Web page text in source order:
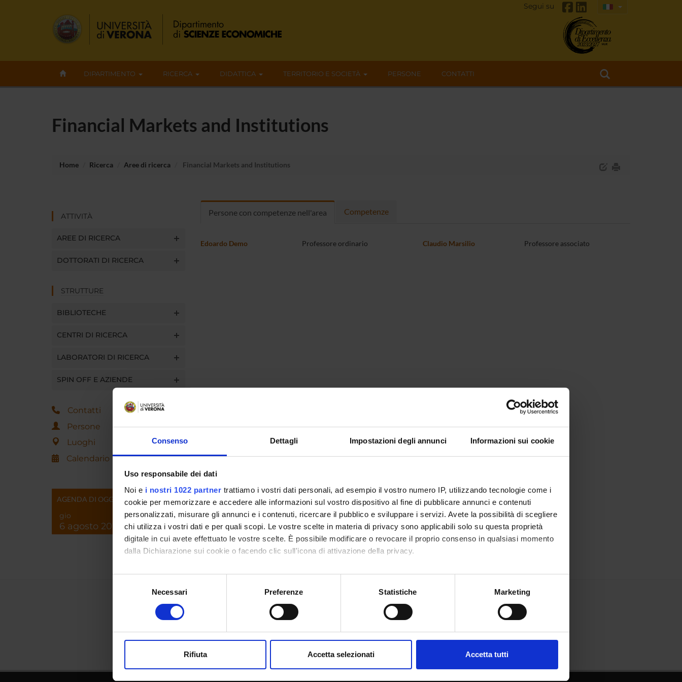
Consenso Dettagli Impostazioni degli annunci Informazioni sui cookie
Uso responsabile dei dati
Noi e i nostri 1022 partner trattiamo i vostri dati personali, ad esempio il vostro numero IP, utilizzando tecnologie come i
cookie per memorizzare e accedere alle informazioni sul vostro dispositivo al fine di pubblicare annunci e contenuti
personalizzati, misurare gli annunci e i contenuti, ricercare il pubblico e sviluppare i servizi. Avete la possibilità di scegliere
chi utilizza i vostri dati e per quali scopi. Le vostre scelte in materia di privacy sono applicabili solo su questa proprietà
digitale in cui avete effettuato le vostre scelte. È possibile modificare o revocare il proprio consenso in qualsiasi momento
dalla Dichiarazione sui cookie o facendo clic sull'icona di attivazione della privacy.
Con il tuo consenso, vorremmo anche:
raccogliere informazioni sulla tua posizione geografica, con un'approssimazione di qualche metro,
digitali).
modificare o ritirare il tuo consenso in qualsiasi momento dalla Dichiarazione sui cookie.
Necessari Preferenze Statistiche Marketing
Rifiuta Accetta selezionati Accetta tutti
Segui su
DIPARTIMENTO RICERCA DIDATTICA TERRITORIO E SOCIETÀ PERSONE CONTATTI
Financial Markets and Institutions
Home Ricerca Aree di ricerca Financial Markets and Institutions
ATTIVITÀ
AREE DI RICERCA
DOTTORATI DI RICERCA
STRUTTURE
BIBLIOTECHE
CENTRI DI RICERCA
LABORATORI DI RICERCA
SPIN OFF E AZIENDE
Contatti
Persone
Luoghi
Calendario
AGENDA DI OGGI
gio
6 agosto 2026
Persone con competenze nell'area Competenze
Edoardo Demo Professore ordinario Claudio Marsilio Professore associato